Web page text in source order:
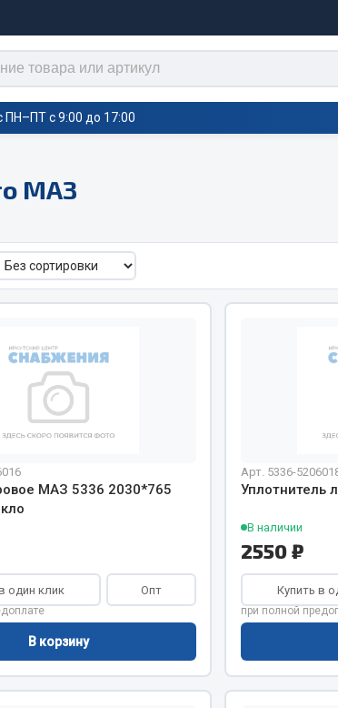
Отопители салона,
воздушные отопители
подогреватели
раздел Весь
и переходники
ПН–ПТ с 9:00 до 17:00
МАЗ
МАЗ 5336 2030*765
один клик Опт
В корзину
Арт. 5336-
Уплотнитель
В наличии
2550 ₽
Купить в
при полной